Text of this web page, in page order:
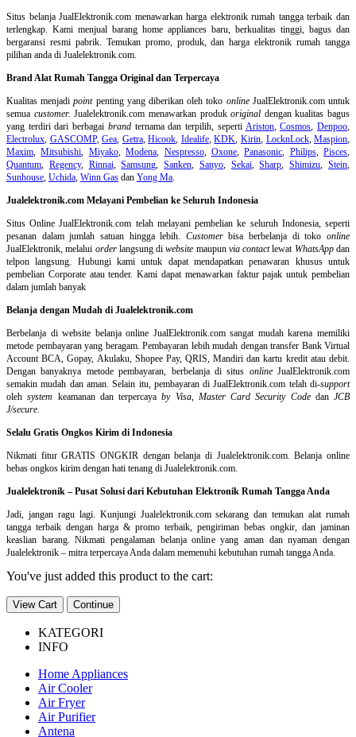
Situs belanjaJualElektronik.com menawarkan harga elektronik rumah tangga terbaik dan
terlengkap. Kami menjual barang home appliances baru, berkualitas tinggi, bagus dan
bergaransi resmi pabrik. Temukan promo, produk, dan harga elektronik rumah tangga
pilihan anda di Jualelektronik.com.
Brand Alat Rumah Tangga Original dan Terpercaya
Kualitas menjadipointpenting yang diberikan oleh toko onlineJualElektronik.com untuk
semua customer. Jualelektronik.com menawarkan produkoriginal dengan kualitas bagus
yang terdiri dari berbagai brandternama dan terpilih, seperti Ariston,Cosmos ,Denpoo
Electrolux GASCOMP,Gea Getra,Hicook Idealife,KDK Kirin, LocknLock,Maspion
Maxim ,Mitsubishi Miyako,Modena Nespresso, Oxone,Panasonic Philips, Pisces
Quantum
Regency, Rinnai,Samsung ,Sanken Sanyo, Sekai,Sharp ,Shimizu ,Stein
Sunhouse Uchida Winn Gas dan Yong Ma
Jualelektronik.com Melayani Pembelian ke Seluruh Indonesia
Situs Online JualElektronik.com telah melayani pembelian ke seluruh Indonesia, seperti
pesanan dalam jumlah satuan hingga lebih. Customerbisa berbelanja di tokoonline
JualElektronik, melalui orderlangsung diwebsite maupun via contactlewat WhatsAppdan
telpon langsung
Hubungi kami untuk dapat mendapatkan penawaran khusus untuk
pembelian Corporate atau tender. Kami dapat menawarkan faktur pajak untuk pembelian
dalam jumlah banyak
Belanja dengan Mudah di Jualelektronik.com
Berbelanja diwebsite belanja online JualElektronik.com sangat mudah karena memiliki
metode pembayaran yang beragam. Pembayaran lebih mudah dengan transfer Bank Virtual
Account BCA, Gopay, Akulaku, Shopee Pay, QRIS, Mandiri dan kartu kredit atau debit.
Dengan banyaknya metode pembayaran, berbelanja di situs onlineJualElektronik.com
semakin mudah dan aman. Selain itu, pembayaran di JualElektronik.com telah di-support
olehsystem keamanan dan terpercayaby Visa, Master Card Security Codedan JCB
J/secure
Selalu Gratis Ongkos Kirim di Indonesia
Nikmati fitur GRATIS ONGKIR dengan belanja di Jualelektronik.com. Belanja online
bebas ongkos kirim dengan hati tenang di Jualelektronik.com.
Jualelektronik – Pusat Solusi dari Kebutuhan Elektronik Rumah Tangga Anda
Jadi, jangan ragu lagi. Kunjungi Jualelektronik.com sekarang dan temukan alat rumah
tangga terbaik dengan harga & promo terbaik, pengiriman bebas ongkir, dan jaminan
keaslian barang. Nikmati pengalaman belanja online yang aman dan nyaman dengan
Jualelektronik – mitra terpercaya Anda dalam memenuhi kebutuhan rumah tangga Anda.
You've just added this product to the cart:
View Cart Continue
KATEGORI
INFO
Home Appliances
Air Cooler
Air Fryer
Air Purifier
Antena